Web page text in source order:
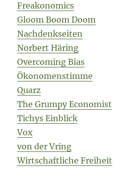
Freakonomics
Gloom Boom Doom
Nachdenkseiten
Norbert Häring
Overcoming Bias
Ökonomenstimme
Quarz
The Grumpy Economist
Tichys Einblick
Vox
von der Vring
Wirtschaftliche Freiheit